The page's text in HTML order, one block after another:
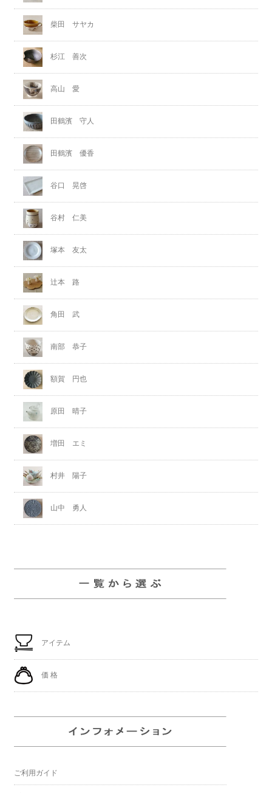
柴田 サヤカ
杉江 善次
高山 愛
田鶴濱 守人
田鶴濱 優香
谷口 晃啓
谷村 仁美
塚本 友太
辻本 路
角田 武
南部 恭子
額賀 円也
原田 晴子
増田 エミ
村井 陽子
山中 勇人
アイテム
価 格
ご利用ガイド